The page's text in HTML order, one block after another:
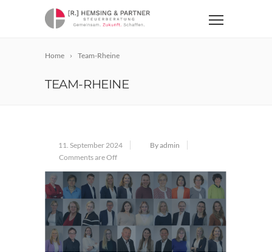
Home Team-Rheine
TEAM-RHEINE
11. September 2024
By admin
Comments are Off